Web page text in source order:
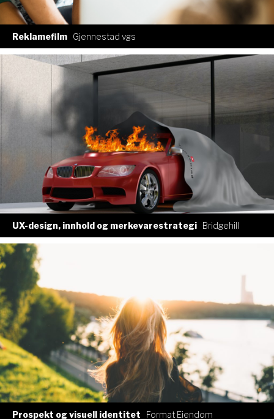
Reklamefilm Gjennestad vgs
UX-design, innhold og merkevarestrategi Bridgehill
Prospekt og visuell identitet Format Eiendom